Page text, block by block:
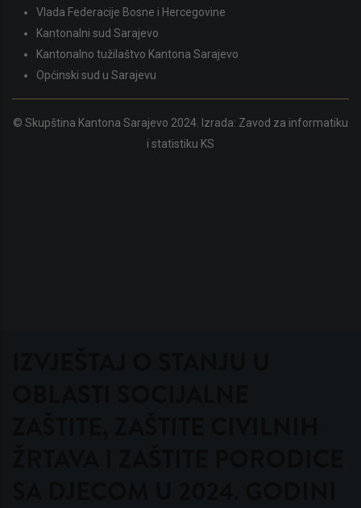
Vlada Federacije Bosne i Hercegovine
Kantonalni sud Sarajevo
Kantonalno tužilaštvo Kantona Sarajevo
Općinski sud u Sarajevu
© Skupština Kantona Sarajevo 2024. Izrada: Zavod za informatiku
i statistiku KS